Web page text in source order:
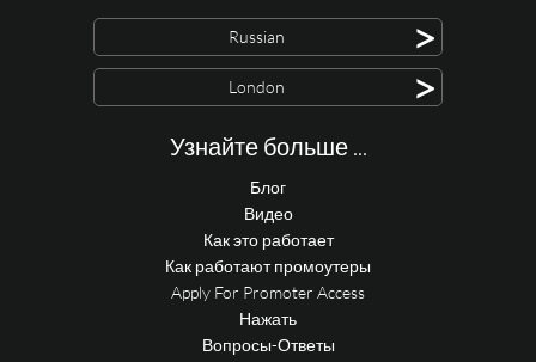
Russian >
London >
Узнайте больше ...
Блог
Видео
Как это работает
Как работают промоутеры
Apply For Promoter Access
Нажать
Вопросы-Ответы